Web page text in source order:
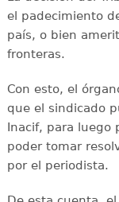
el padecimiento
país, o bien
fronteras.
Con esto, el
que el sindicado
Inacif, para luego
poder tomar
por el periodista.